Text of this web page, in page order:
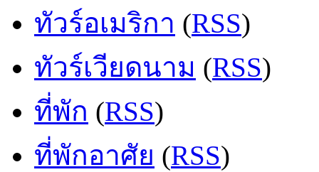
ทัวร์อเมริกา (RSS)
ทัวร์เวียดนาม (RSS)
ที่พัก (RSS)
ที่พักอาศัย (RSS)